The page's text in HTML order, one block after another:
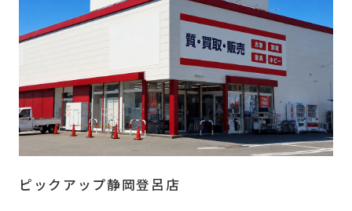
ピックアップ静岡登呂店